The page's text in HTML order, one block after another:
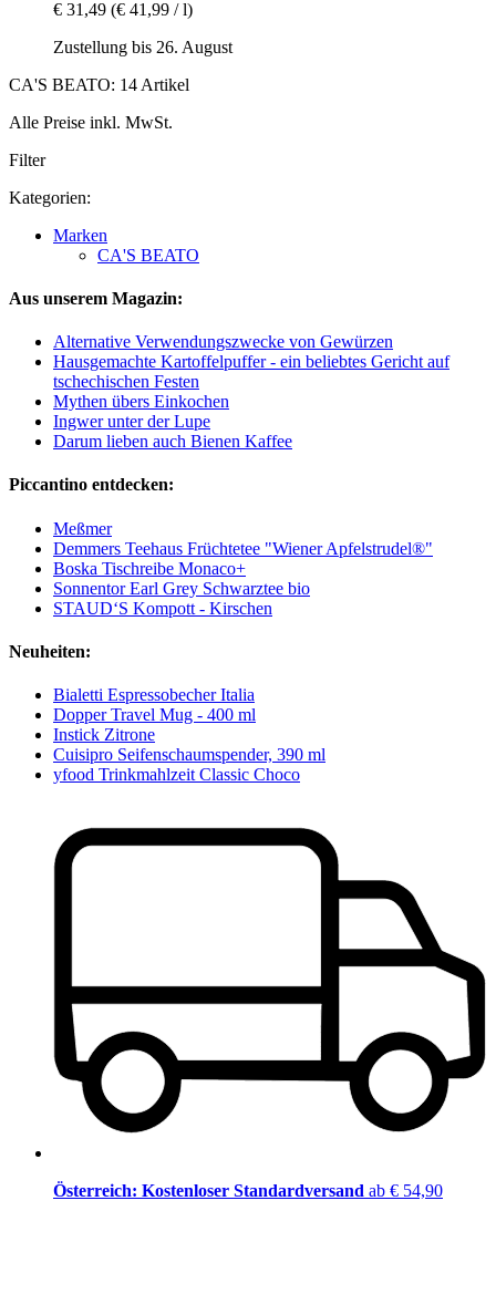
€ 31,49 (€ 41,99 / l)
Zustellung bis 26. August
CA'S BEATO: 14 Artikel
Alle Preise inkl. MwSt.
Filter
Kategorien:
Marken
CA'S BEATO
Aus unserem Magazin:
Alternative Verwendungszwecke von Gewürzen
Hausgemachte Kartoffelpuffer - ein beliebtes Gericht auf
tschechischen Festen
Mythen übers Einkochen
Ingwer unter der Lupe
Darum lieben auch Bienen Kaffee
Piccantino entdecken:
Meßmer
Demmers Teehaus Früchtetee "Wiener Apfelstrudel®"
Boska Tischreibe Monaco+
Sonnentor Earl Grey Schwarztee bio
STAUD‘S Kompott - Kirschen
Neuheiten:
Bialetti Espressobecher Italia
Dopper Travel Mug - 400 ml
Instick Zitrone
Cuisipro Seifenschaumspender, 390 ml
yfood Trinkmahlzeit Classic Choco
Österreich: Kostenloser Standardversand ab € 54,90